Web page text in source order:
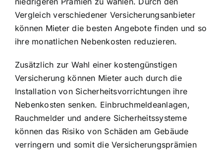
Vergleich verschiedener Versicherungsanbieter
können Mieter die besten Angebote finden und so
ihre monatlichen Nebenkosten reduzieren.
Zusätzlich zur Wahl einer kostengünstigen
Versicherung können Mieter auch durch die
Installation von Sicherheitsvorrichtungen ihre
Nebenkosten senken. Einbruchmeldeanlagen,
Rauchmelder und andere Sicherheitssysteme
können das Risiko von Schäden am Gebäude
verringern und somit die Versicherungsprämien